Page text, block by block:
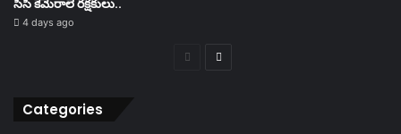
సీసీ కెమెరాలే రక్షకులు..
4 days ago
PreviousNext
Categories